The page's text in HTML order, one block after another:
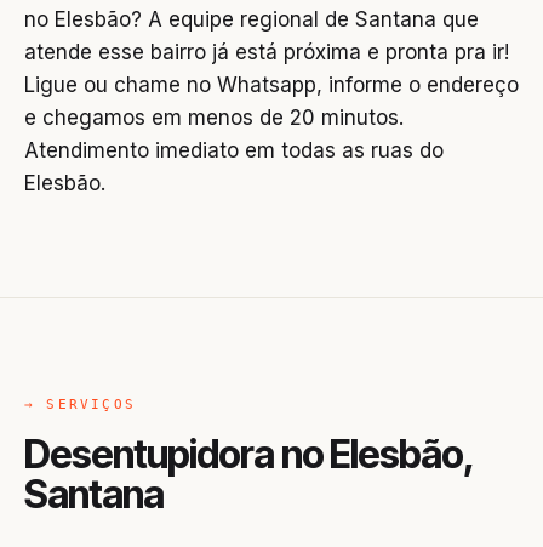
no Elesbão? A equipe regional de Santana que
atende esse bairro já está próxima e pronta pra ir!
Ligue ou chame no Whatsapp, informe o endereço
e chegamos em menos de 20 minutos.
Atendimento imediato em todas as ruas do
Elesbão.
→ SERVIÇOS
Desentupidora no Elesbão,
Santana